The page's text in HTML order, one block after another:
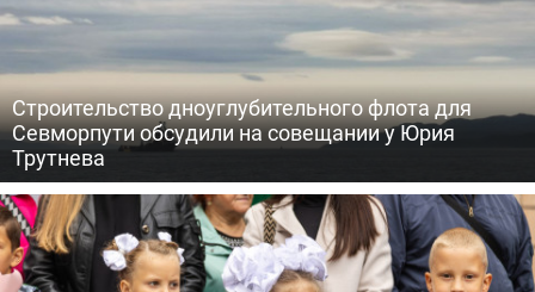
Строительство дноуглубительного флота для
Севморпути обсудили на совещании у Юрия
Трутнева